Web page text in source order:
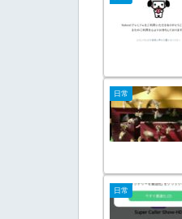
日常
日常